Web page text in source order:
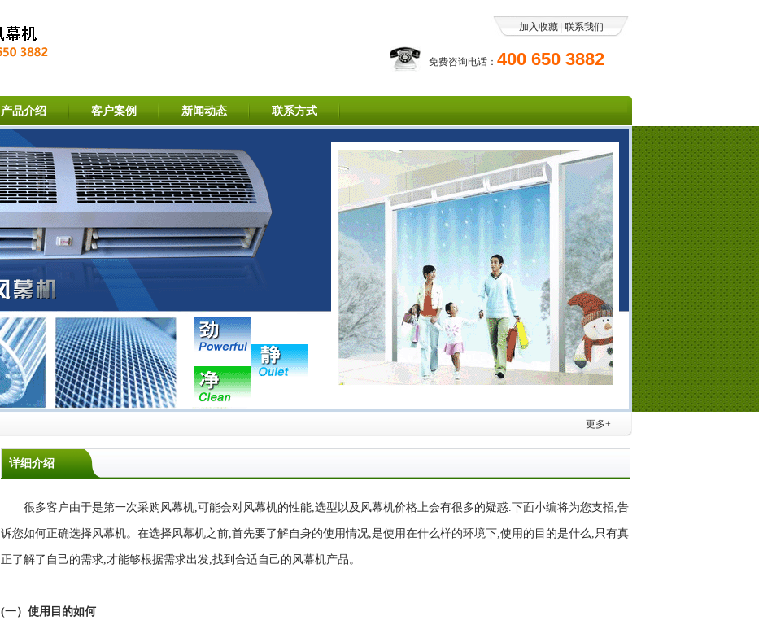
加入收藏| 联系我们
免费咨询电话： 400 650 3882
产品介绍 客户案例 新闻动态 联系方式
更多+
详细介绍
很多客户由于是第一次采购风幕机,可能会对风幕机的性能,选型以及风幕机价格上会有很多的疑惑.下面小编将为您支招,告
诉您如何正确选择风幕机。在选择风幕机之前,首先要了解自身的使用情况,是使用在什么样的环境下,使用的目的是什么,只有真
正了解了自己的需求,才能够根据需求出发,找到合适自己的风幕机产品。
(一）使用目的如何